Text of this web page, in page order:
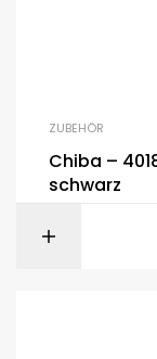
ZUBEHÖR
Chiba –
schwarz